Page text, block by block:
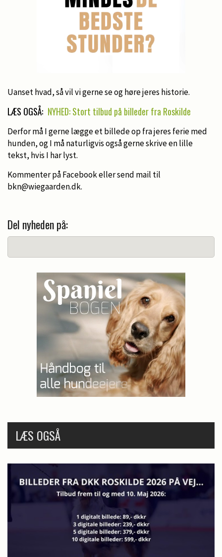
Uanset hvad, så vil vi gerne se og høre jeres historie.
LÆS OGSÅ: NYHED: Stort tilbud på billeder fra Roskilde
Derfor må I gerne lægge et billede op fra jeres ferie med
hunden, og I må naturligvis også gerne skrive en lille
tekst, hvis I har lyst.
Kommenter på Facebook eller send mail til
bkn@wiegaarden.dk.
Del nyheden på:
LÆS OGSÅ